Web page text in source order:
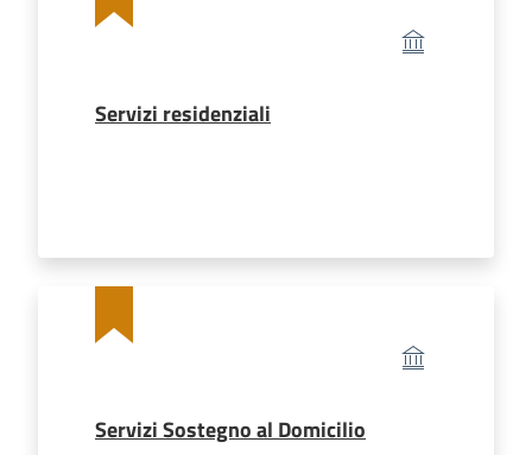
Servizi residenziali
Servizi Sostegno al Domicilio